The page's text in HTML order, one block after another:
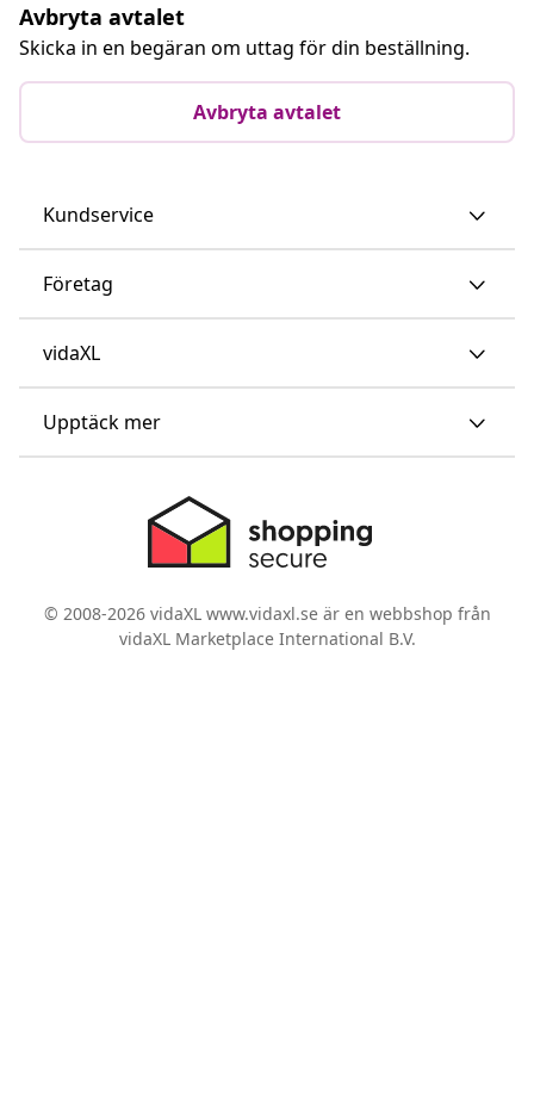
Avbryta avtalet
Skicka in en begäran om uttag för din beställning.
Avbryta avtalet
Kundservice
Företag
vidaXL
Upptäck mer
© 2008-2026 vidaXL www.vidaxl.se är en webbshop från
vidaXL Marketplace International B.V.